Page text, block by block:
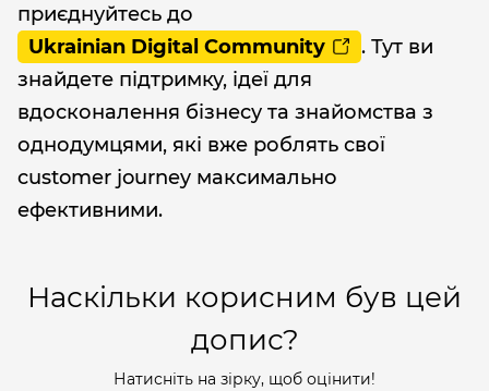
приєднуйтесь до
Ukrainian Digital Community
. Тут ви
знайдете підтримку, ідеї для
вдосконалення бізнесу та знайомства з
однодумцями, які вже роблять свої
customer journey максимально
ефективними.
Наскільки корисним був цей
допис?
Натисніть на зірку, щоб оцінити!